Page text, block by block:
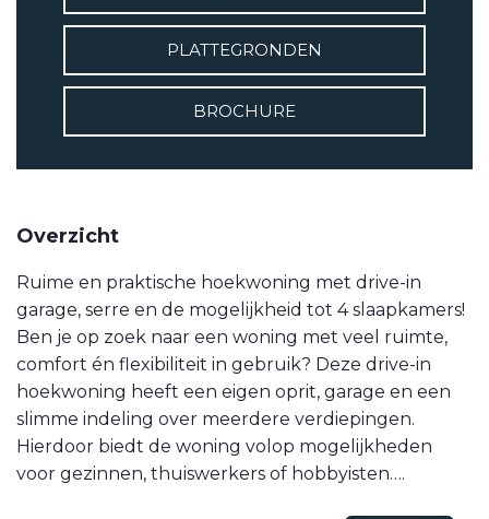
VETEBE FACEBOOK
VETEBE LINKEDIN
PLATTEGRONDEN
BROCHURE
Overzicht
Ruime en praktische hoekwoning met drive-in
garage, serre en de mogelijkheid tot 4 slaapkamers!
Ben je op zoek naar een woning met veel ruimte,
comfort én flexibiliteit in gebruik? Deze drive-in
hoekwoning heeft een eigen oprit, garage en een
slimme indeling over meerdere verdiepingen.
Hierdoor biedt de woning volop mogelijkheden
voor gezinnen, thuiswerkers of hobbyisten….